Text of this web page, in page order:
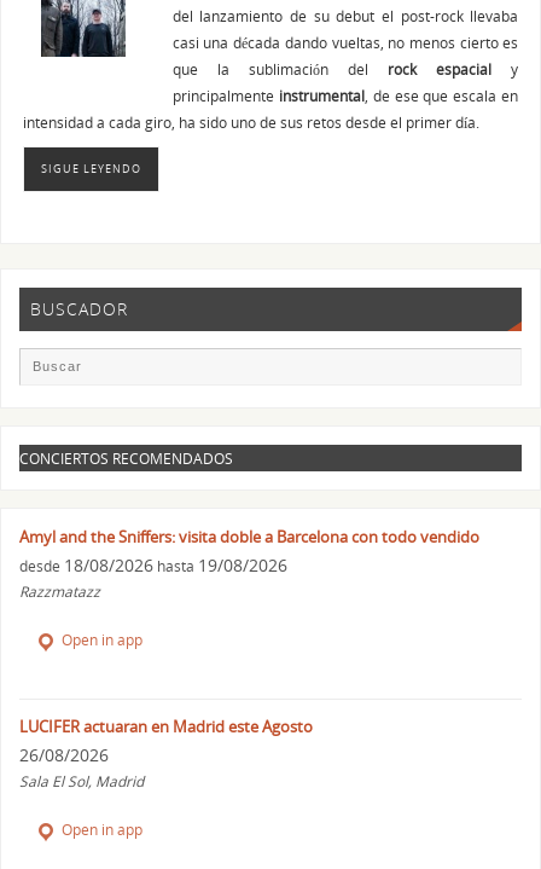
del lanzamiento de su debut el post-rock llevaba
casi una década dando vueltas, no menos cierto es
que la sublimación del rock espacial y
principalmente instrumental, de ese que escala en
intensidad a cada giro, ha sido uno de sus retos desde el primer día.
SIGUE LEYENDO
BUSCADOR
CONCIERTOS RECOMENDADOS
Amyl and the Sniffers: visita doble a Barcelona con todo vendido
desde 18/08/2026 hasta 19/08/2026
Razzmatazz
Open in app
LUCIFER actuaran en Madrid este Agosto
26/08/2026
Sala El Sol, Madrid
Open in app